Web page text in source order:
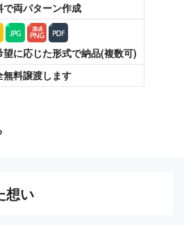
で両パターン作成
望に応じた形式で納品(複数可)
無料譲渡します
想い